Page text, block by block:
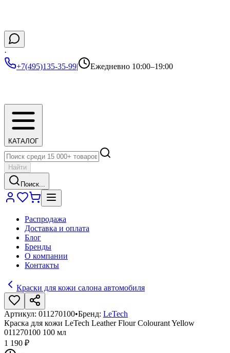
·
+7(495)135-35-99| Ежедневно 10:00–19:00
КАТАЛОГ
Найти
Поиск...
Распродажа
Доставка и оплата
Блог
Бренды
О компании
Контакты
Краски для кожи салона автомобиля
Артикул: 011270100•Бренд: LeTech
Краска для кожи LeTech Leather Flour Colourant Yellow
011270100 100 мл
1 190 ₽